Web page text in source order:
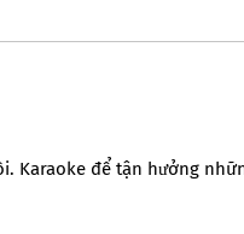
Karaoke để tận hưởng